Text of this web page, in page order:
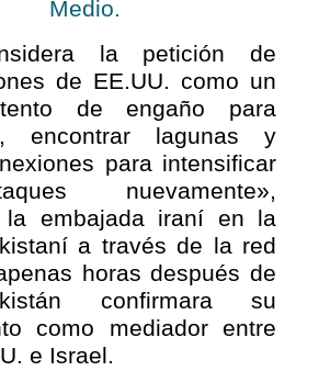
Medio.
la petición de
de EE.UU. como un
de engaño para
encontrar lagunas y
para intensificar
nuevamente»,
la embajada iraní en la
a través de la red
horas después de
confirmara su
como mediador entre
e Israel.